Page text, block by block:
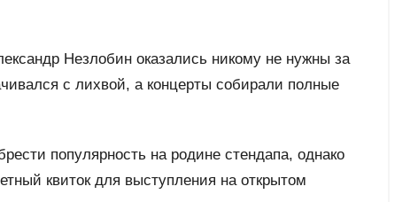
Незлобин оказались никому не нужны за
с лихвой, а концерты собирали полные
популярность на родине стендапа, однако
квиток для выступления на открытом